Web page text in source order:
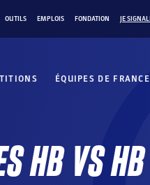
OUTILS EMPLOIS FONDATION JE
ÉQUIPES DE FRANCE
HB VS